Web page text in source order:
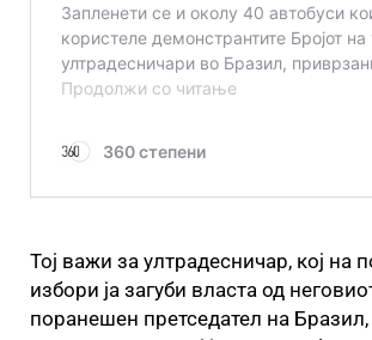
Тој важи за ултрадесничар, кој на
избори ја загуби власта од
поранешен претседател на